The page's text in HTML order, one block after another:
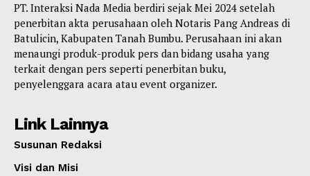
PT. Interaksi Nada Media berdiri sejak Mei 2024 setelah
penerbitan akta perusahaan oleh Notaris Pang Andreas di
Batulicin, Kabupaten Tanah Bumbu. Perusahaan ini akan
menaungi produk-produk pers dan bidang usaha yang
terkait dengan pers seperti penerbitan buku,
penyelenggara acara atau event organizer.
Link Lainnya
Susunan Redaksi
Visi dan Misi